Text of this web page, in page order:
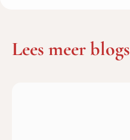
Lees meer blogs